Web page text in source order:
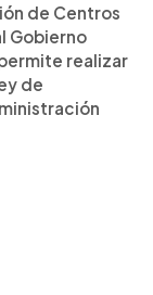
de Centros
Gobierno
realizar
de